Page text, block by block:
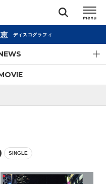
ディスコグラフィ
SINGLE